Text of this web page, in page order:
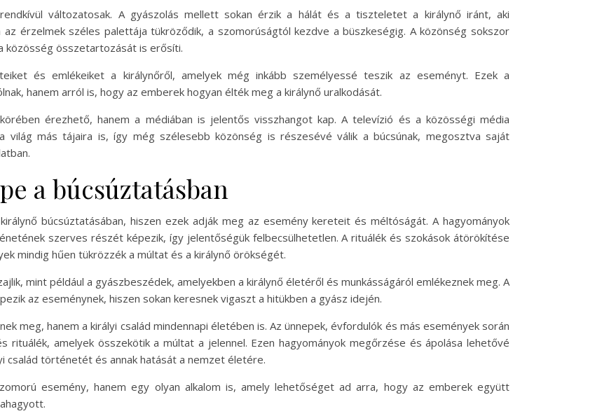
változatosak. A gyászolás mellett sokan érzik a hálát és a tiszteletet a királynő iránt, aki
érzelmek széles palettája tükröződik, a szomorúságtól kezdve a büszkeségig. A közönség sokszor
közösség összetartozását is erősíti.
és emlékeiket a királynőről, amelyek még inkább személyessé teszik az eseményt. Ezek a
hanem arról is, hogy az emberek hogyan élték meg a királynő uralkodását.
érezhető, hanem a médiában is jelentős visszhangot kap. A televízió és a közösségi média
más tájaira is, így még szélesebb közönség is részesévé válik a búcsúnak, megosztva saját
a búcsúztatásban
búcsúztatásában, hiszen ezek adják meg az esemény kereteit és méltóságát. A hagyományok
szerves részét képezik, így jelentőségük felbecsülhetetlen. A rituálék és szokások átörökítése
mindig hűen tükrözzék a múltat és a királynő örökségét.
mint például a gyászbeszédek, amelyekben a királynő életéről és munkásságáról emlékeznek meg. A
az eseménynek, hiszen sokan keresnek vigaszt a hitükben a gyász idején.
meg, hanem a királyi család mindennapi életében is. Az ünnepek, évfordulók és más események során
amelyek összekötik a múltat a jelennel. Ezen hagyományok megőrzése és ápolása lehetővé
család történetét és annak hatását a nemzet életére.
esemény, hanem egy olyan alkalom is, amely lehetőséget ad arra, hogy az emberek együtt